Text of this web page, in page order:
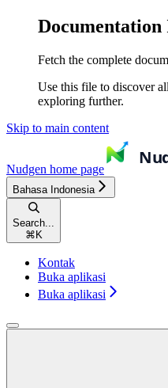
Documentation
Fetch the complete
Use this file to discover
exploring further.
Skip to main content
Nudgen home page
Bahasa Indonesia
Search...
⌘ K
Kontak
Buka aplikasi
Buka aplikasi